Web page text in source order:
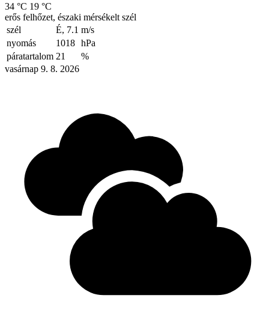
34 °C 19 °C
erős felhőzet, északi mérsékelt szél
szél
É, 7.1 m/s
nyomás
1018 hPa
páratartalom 21
%
vasárnap 9. 8. 2026